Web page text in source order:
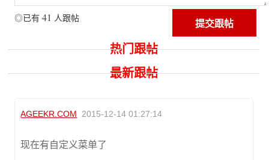
◎已有 41 人跟帖
热门跟帖
最新跟帖
AGEEKR.COM 2015-12-14 01:27:14
现在有自定义菜单了